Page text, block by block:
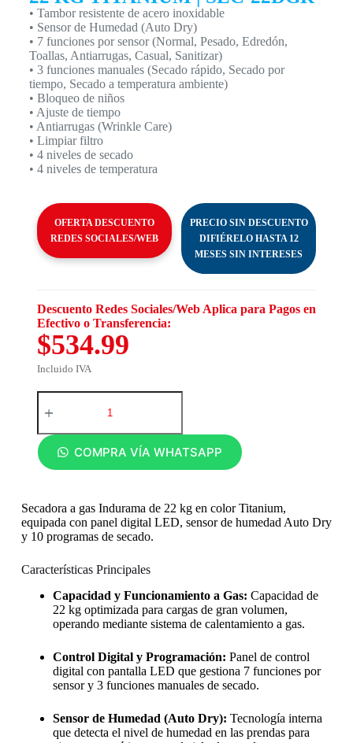
• Tambor resistente de acero inoxidable
• Sensor de Humedad (Auto Dry)
• 7 funciones por sensor (Normal, Pesado, Edredón,
Toallas, Antiarrugas, Casual, Sanitizar)
• 3 funciones manuales (Secado rápido, Secado por
tiempo, Secado a temperatura ambiente)
• Bloqueo de niños
• Ajuste de tiempo
• Antiarrugas (Wrinkle Care)
• Limpiar filtro
• 4 niveles de secado
• 4 niveles de temperatura
OFERTA DESCUENTO
REDES SOCIALES/WEB
PRECIO SIN DESCUENTO
DIFIÉRELO HASTA 12
MESES SIN INTERESES
Descuento Redes Sociales/Web Aplica para Pagos en
Efectivo o Transferencia:
$534.99
Incluido IVA
COMPRA VÍA WHATSAPP
Secadora a gas Indurama de 22 kg en color Titanium,
equipada con panel digital LED, sensor de humedad Auto Dry
y 10 programas de secado.
Características Principales
Capacidad y Funcionamiento a Gas: Capacidad de
22 kg optimizada para cargas de gran volumen,
operando mediante sistema de calentamiento a gas.
Control Digital y Programación: Panel de control
digital con pantalla LED que gestiona 7 funciones por
sensor y 3 funciones manuales de secado.
Sensor de Humedad (Auto Dry): Tecnología interna
que detecta el nivel de humedad en las prendas para